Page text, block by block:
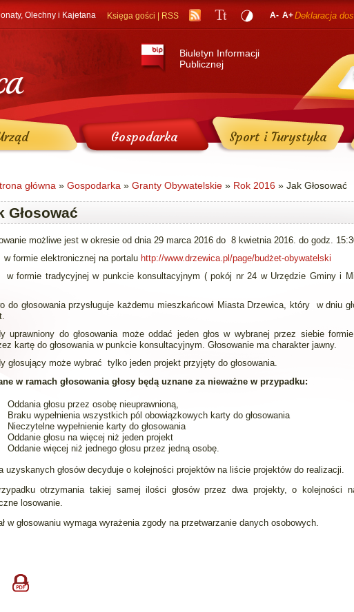
Olechny i Kajetana Księga gości RSS A- A+Deklaracja
Gospodarka Sport i Turystyka
tutaj
główna » Gospodarka » Granty Obywatelskie » Rok 2016 » Jak Głosować
Głosować
możliwe jest w okresie od dnia 29 marca 2016 do 8 kwietnia 2016. do godz.
elektronicznej na portalu http://www.drzewica.pl/page/budżet-obywatelski
formie tradycyjnej w punkcie konsultacyjnym ( pokój nr 24 w Urzędzie Gminy i
do głosowania przysługuje każdemu mieszkańcowi Miasta Drzewica, który w dniu
uprawniony do głosowania może oddać jeden głos w wybranej przez siebie
kartę do głosowania w punkcie konsultacyjnym. Głosowanie ma charakter jawny.
głosujący może wybrać tylko jeden projekt przyjęty do głosowania.
w ramach głosowania głosy będą uznane za nieważne w przypadku:
Oddania głosu przez osobę nieuprawnioną,
Braku wypełnienia wszystkich pól obowiązkowych karty do głosowania
Nieczytelne wypełnienie karty do głosowania
Oddanie głosu na więcej niż jeden projekt
Oddanie więcej niż jednego głosu przez jedną osobę.
uzyskanych głosów decyduje o kolejności projektów na liście projektów do realizacji.
otrzymania takiej samej ilości głosów przez dwa projekty, o kolejności
losowanie.
w głosowaniu wymaga wyrażenia zgody na przetwarzanie danych osobowych.
Biuletyn Informacji
Publicznej